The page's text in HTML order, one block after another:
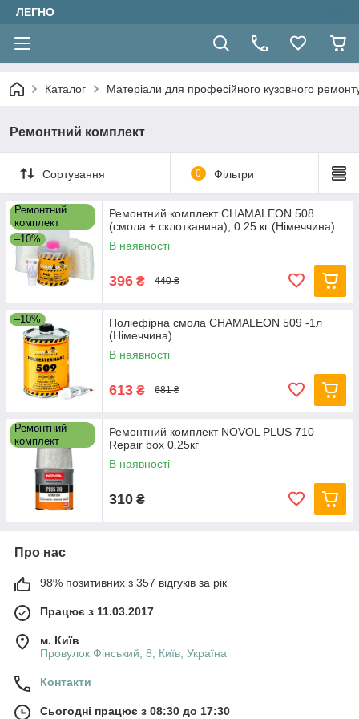
ЛЕГНО
Каталог Матеріали для професійного кузовного
Ремонтний комплект
Сортування 0 Фільтри
Ремонтний
комплект
–10%
Ремонтний комплект CHAMALEON 508
(смола + склотканина), 0.25 кг (Німеччина)
В наявності
396 ₴ 440 ₴
–10%
Поліефірна смола CHAMALEON 509 -1л
(Німеччина)
В наявності
613 ₴ 681 ₴
Ремонтний
комплект
Ремонтний комплект NOVOL PLUS 710
Repair box 0.25кг
В наявності
310 ₴
Про нас
98% позитивних з 357 відгуків за рік
Працює з 11.03.2017
м. Київ
Провулок Фінський, 8, Київ, Україна
Контакти
Сьогодні працює з 08:30 до 17:30